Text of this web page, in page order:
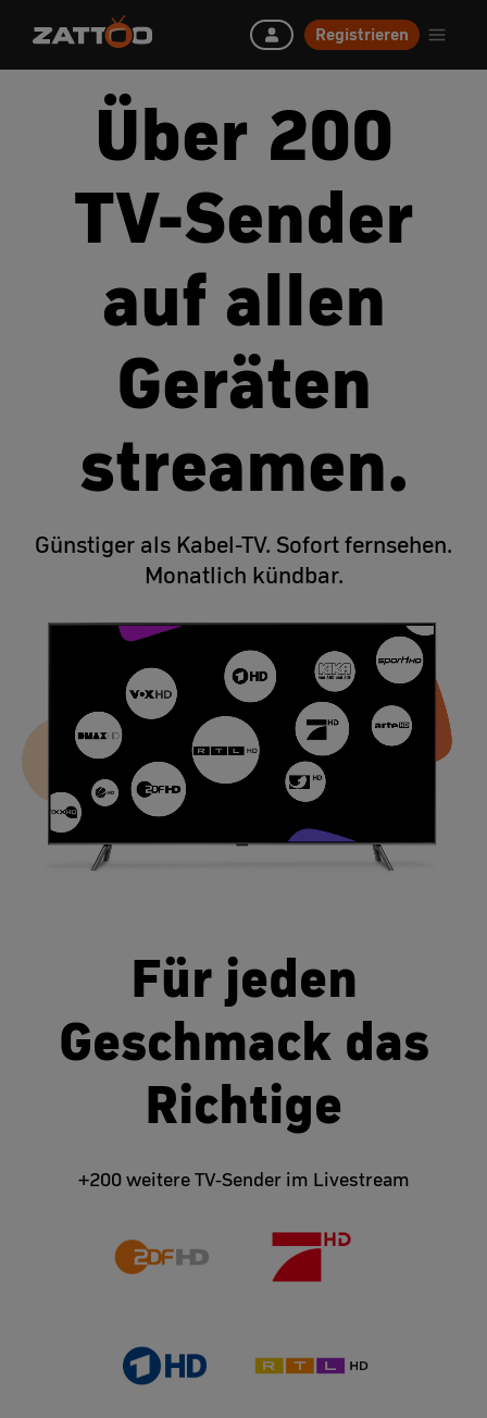
Registrieren
Über 200
TV-Sender
auf allen
Geräten
streamen.
Günstiger als Kabel-TV. Sofort fernsehen.
Monatlich kündbar.
Für jeden
Geschmack das
Richtige
+200 weitere TV-Sender im Livestream